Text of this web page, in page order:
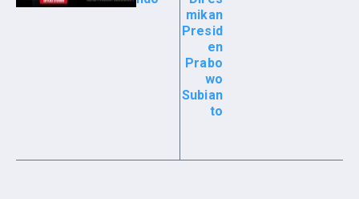
mikan
Presid
en
Prabo
wo
Subian
to